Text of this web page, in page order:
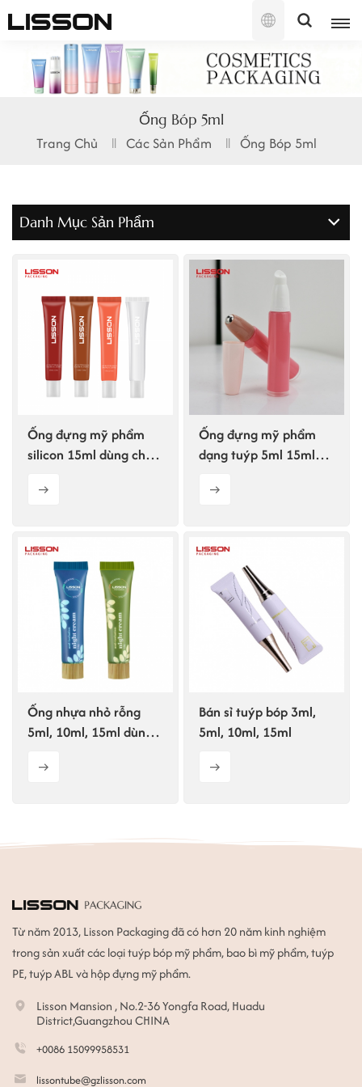
Tiếng
English
français
español
português
中文
Ống Bóp 5ml
Trang Chủ Các Sản Phẩm Ống Bóp 5ml
Danh Mục Sản Phẩm
Ống đựng mỹ phẩm
silicon 15ml dùng cho
bóng.
Ống đựng mỹ phẩm
dạng tuýp 5ml 15ml
môi.
Ống nhựa nhỏ rỗng
5ml, 10ml, 15ml dùng
phẩm.
Bán sỉ tuýp bóp 3ml,
5ml, 10ml, 15ml
Từ năm 2013, Lisson Packaging đã có hơn 20 năm kinh nghiệm
trong sản xuất các loại tuýp bóp mỹ phẩm, bao bì mỹ phẩm, tuýp
PE, tuýp ABL và hộp đựng mỹ phẩm.
Lisson Mansion , No.2-36 Yongfa Road, Huadu
District,Guangzhou CHINA
+0086 15099958531
lissontube@gzlisson.com